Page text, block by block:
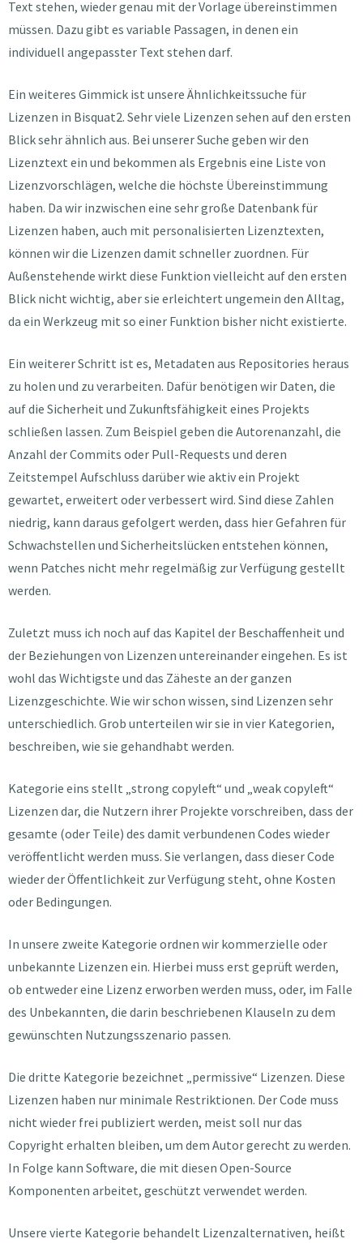
Text stehen, wieder genau mit der Vorlage übereinstimmen
müssen. Dazu gibt es variable Passagen, in denen ein
individuell angepasster Text stehen darf.
Ein weiteres Gimmick ist unsere Ähnlichkeitssuche für
Lizenzen in Bisquat2. Sehr viele Lizenzen sehen auf den ersten
Blick sehr ähnlich aus. Bei unserer Suche geben wir den
Lizenztext ein und bekommen als Ergebnis eine Liste von
Lizenzvorschlägen, welche die höchste Übereinstimmung
haben. Da wir inzwischen eine sehr große Datenbank für
Lizenzen haben, auch mit personalisierten Lizenztexten,
können wir die Lizenzen damit schneller zuordnen. Für
Außenstehende wirkt diese Funktion vielleicht auf den ersten
Blick nicht wichtig, aber sie erleichtert ungemein den Alltag,
da ein Werkzeug mit so einer Funktion bisher nicht existierte.
Ein weiterer Schritt ist es, Metadaten aus Repositories heraus
zu holen und zu verarbeiten. Dafür benötigen wir Daten, die
auf die Sicherheit und Zukunftsfähigkeit eines Projekts
schließen lassen. Zum Beispiel geben die Autorenanzahl, die
Anzahl der Commits oder Pull-Requests und deren
Zeitstempel Aufschluss darüber wie aktiv ein Projekt
gewartet, erweitert oder verbessert wird. Sind diese Zahlen
niedrig, kann daraus gefolgert werden, dass hier Gefahren für
Schwachstellen und Sicherheitslücken entstehen können,
wenn Patches nicht mehr regelmäßig zur Verfügung gestellt
werden.
Zuletzt muss ich noch auf das Kapitel der Beschaffenheit und
der Beziehungen von Lizenzen untereinander eingehen. Es ist
wohl das Wichtigste und das Zäheste an der ganzen
Lizenzgeschichte. Wie wir schon wissen, sind Lizenzen sehr
unterschiedlich. Grob unterteilen wir sie in vier Kategorien,
beschreiben, wie sie gehandhabt werden.
Kategorie eins stellt „strong copyleft“ und „weak copyleft“
Lizenzen dar, die Nutzern ihrer Projekte vorschreiben, dass der
gesamte (oder Teile) des damit verbundenen Codes wieder
veröffentlicht werden muss. Sie verlangen, dass dieser Code
wieder der Öffentlichkeit zur Verfügung steht, ohne Kosten
oder Bedingungen.
In unsere zweite Kategorie ordnen wir kommerzielle oder
unbekannte Lizenzen ein. Hierbei muss erst geprüft werden,
ob entweder eine Lizenz erworben werden muss, oder, im Falle
des Unbekannten, die darin beschriebenen Klauseln zu dem
gewünschten Nutzungsszenario passen.
Die dritte Kategorie bezeichnet „permissive“ Lizenzen. Diese
Lizenzen haben nur minimale Restriktionen. Der Code muss
nicht wieder frei publiziert werden, meist soll nur das
Copyright erhalten bleiben, um dem Autor gerecht zu werden.
In Folge kann Software, die mit diesen Open-Source
Komponenten arbeitet, geschützt verwendet werden.
Unsere vierte Kategorie behandelt Lizenzalternativen, heißt